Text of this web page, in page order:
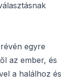
egyre
az ember, és
a halálhoz és